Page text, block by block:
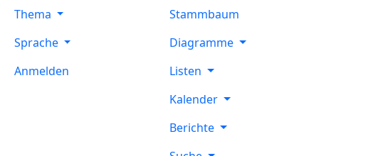
Thema
Sprache
Anmelden
Stammbaum
Diagramme
Listen
Kalender
Berichte